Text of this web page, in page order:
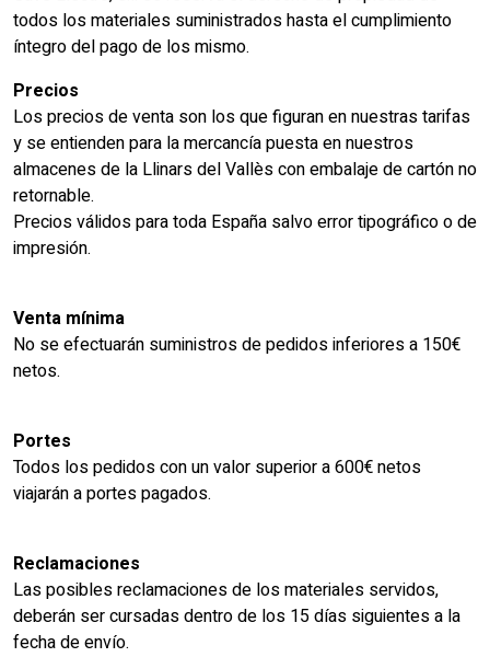
todos los materiales suministrados hasta el cumplimiento
íntegro del pago de los mismo.
Precios
Los precios de venta son los que figuran en nuestras tarifas
y se entienden para la mercancía puesta en nuestros
almacenes de la Llinars del Vallès con embalaje de cartón no
retornable.
Precios válidos para toda España salvo error tipográfico o de
impresión.
Venta mínima
No se efectuarán suministros de pedidos inferiores a 150€
netos.
Portes
Todos los pedidos con un valor superior a 600€ netos
viajarán a portes pagados.
Reclamaciones
Las posibles reclamaciones de los materiales servidos,
deberán ser cursadas dentro de los 15 días siguientes a la
fecha de envío.